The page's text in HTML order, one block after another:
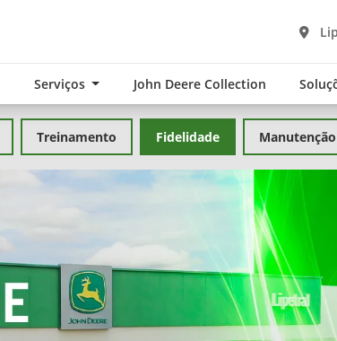
Serviços John Deere Collection
Treinamento Fidelidade Manutenção